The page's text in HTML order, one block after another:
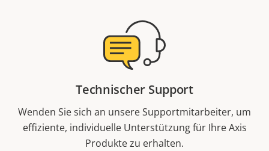
Technischer Support
Wenden Sie sich an unsere Supportmitarbeiter, um
effiziente, individuelle Unterstützung für Ihre Axis
Produkte zu erhalten.